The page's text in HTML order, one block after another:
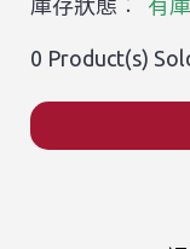
庫存狀態︰
有
0 Product(s)